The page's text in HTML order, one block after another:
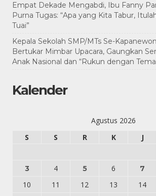
Empat Dekade Mengabdi, Ibu Fanny
Purna Tugas: “Apa yang Kita Tabur,
Tuai”
Kepala Sekolah SMP/MTs Se-
Bertukar Mimbar Upacara, Gaungkan
Anak Nasional dan “Rukun dengan
Kalender
Agustus 2026
S
S R K J
3 4 5 6 7
10
11 12 13 14